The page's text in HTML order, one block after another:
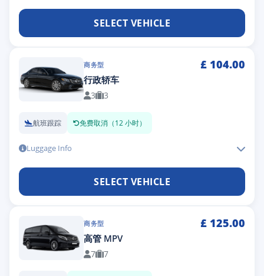
SELECT VEHICLE
商务型 £ 104.00
行政轿车
3 3
航班跟踪 免费取消（12 小时）
Luggage Info
SELECT VEHICLE
商务型 £ 125.00
高管 MPV
7 7